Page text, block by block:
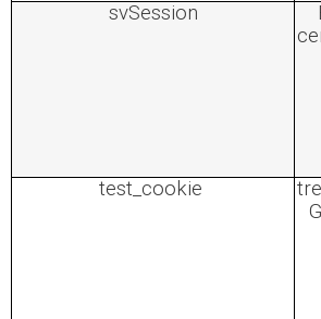
svSession
test_cookie